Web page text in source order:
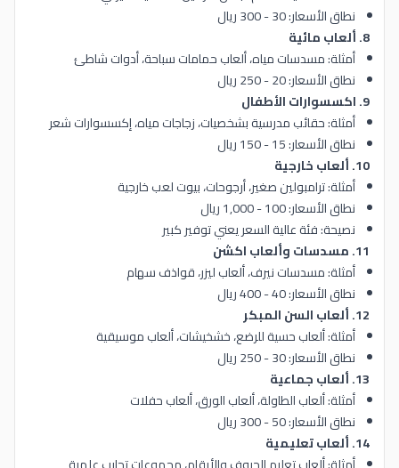
نطاق الأسعار: 30 - 300 ريال
8. ألعاب مائية
أمثلة: مسدسات مياه، ألعاب حمامات سباحة، أدوات شاطئ
نطاق الأسعار: 20 - 250 ريال
9. اكسسوارات الأطفال
أمثلة: حقائب مدرسية بشخصيات، زجاجات مياه، إكسسوارات شعر
نطاق الأسعار: 15 - 150 ريال
10. ألعاب خارجية
أمثلة: ترامبولين صغير، أرجوحات، بيوت لعب خارجية
نطاق الأسعار: 100 - 1,000 ريال
نصيحة: فئة عالية السعر يعني توفير كبير
11. مسدسات وألعاب اكشن
أمثلة: مسدسات نيرف، ألعاب ليزر، قواذف سهام
نطاق الأسعار: 40 - 400 ريال
12. ألعاب السن المبكر
أمثلة: ألعاب حسية للرضع، خشخيشات، ألعاب موسيقية
نطاق الأسعار: 30 - 250 ريال
13. ألعاب جماعية
أمثلة: ألعاب الطاولة، ألعاب الورق، ألعاب حفلات
نطاق الأسعار: 50 - 300 ريال
14. ألعاب تعليمية